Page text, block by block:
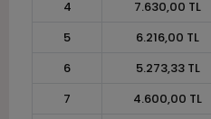
4
7.630,00 TL
5
6.216,00 TL
6
5.273,33 TL
7
4.600,00 TL